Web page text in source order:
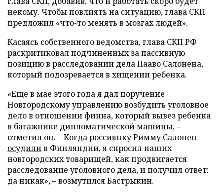
некому. Чтобы повлиять на ситуацию, глава СКП
предложил «что-то менять в мозгах людей».
Касаясь собственного ведомства, глава СКП РФ
раскритиковал подчиненных за пассивную
позицию в расследовании дела Пааво Салонена,
который подозревается в хищении ребенка.
«Еще в мае этого года я дал поручение
Новгородскому управлению возбудить уголовное
дело в отношении финна, который вывез ребенка
в багажнике дипломатической машины, –
отметил он. – Когда россиянку Римму Салонен
осудилив Финляндии, я спросил наших
новгородских товарищей, как продвигается
расследование уголовного дела, и получил ответ:
да никак», – возмутился Бастрыкин.